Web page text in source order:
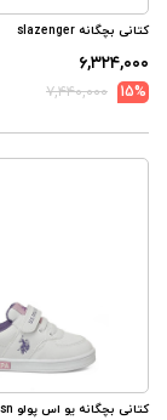
کتانی بچگانه slazenger
۶,۳۲۴,۰۰۰
15%
۷,۴۴۰,۰۰۰
کتانی بچگانه یو اس پولو u.s.-polo-assn.